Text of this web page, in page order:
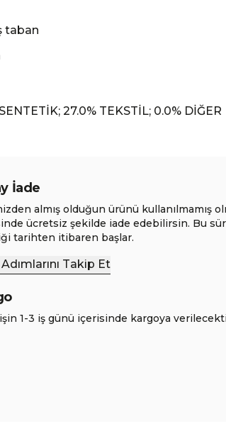
taban
27.0% TEKSTİL; 0.0% DİĞER
İade
almış olduğun ürünü kullanılmamış
ücretsiz şekilde iade edebilirsin. Bu
tarihten itibaren başlar.
Takip Et
1-3 iş günü içerisinde kargoya